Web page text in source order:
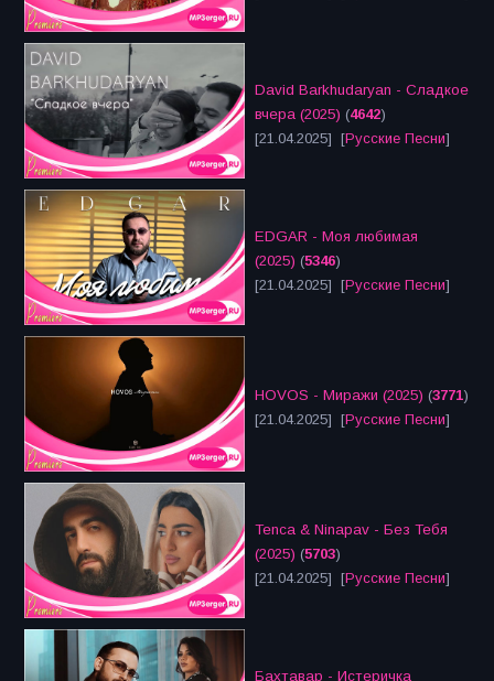
David Barkhudaryan - Сладкое
вчера (2025) (4642)
[21.04.2025] [Русские Песни]
EDGAR - Моя любимая
(2025) (5346)
[21.04.2025] [Русские Песни]
HOVOS - Миражи (2025) (3771)
[21.04.2025] [Русские Песни]
Tenca & Ninapav - Без Тебя
(2025) (5703)
[21.04.2025] [Русские Песни]
Бахтавар - Истеричка